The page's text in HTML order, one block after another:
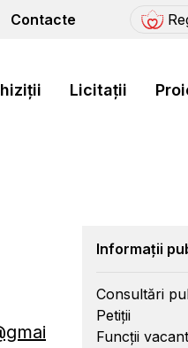
Contacte
Licitații
Informații
Consultări
Petiții
Funcții